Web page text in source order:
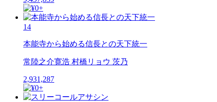
14
本能寺から始める信長との天下統一
常陸之介寛浩 村橋リョウ 茨乃
2,931,287